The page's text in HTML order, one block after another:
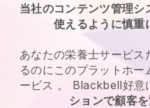
当社のコンテンツ管理
使えるように慎重
あなたの栄養士サービス
るのにこのプラットホー
ービス 。 Blackbell好意
ションで顧客